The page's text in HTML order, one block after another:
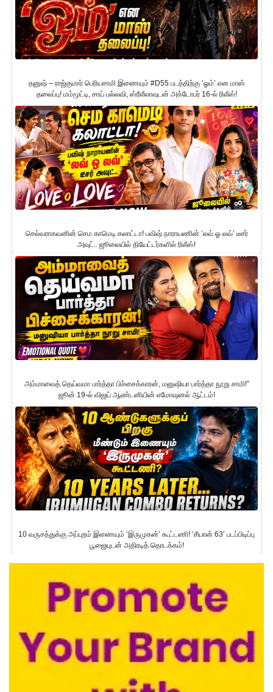
தனுஷ் – ராஜ்குமார் பெரியசாமி இணையும் #D55 படத்திற்கு ‘ஓம்’ என மாஸ்
தலைப்பு! மம்மூட்டி, சாய் பல்லவி, ஸ்ரீலீலாவுடன் அக்டோபர் 16-ல் ரிலீஸ்!
செல்வராகவனின் செம காமெடி கலாட்டா! பவிஷ் நாராயணின் ‘லவ் ஓ லவ்’ டீசர்
அவுட்.. ஜூலையில் தியேட்டர்களில் ரிலீஸ்!
அம்மாவைத் தெய்வமா பார்த்தா பிச்சைக்காரன், மனுஷியா பார்த்தா நூறு சாமி!”
ஜூன் 19-ல் விஜய் ஆண்டனியின் எமோஷனல் ஆட்டம்!
10 வருசத்துக்கு அப்புறம் இணையும் ‘இருமுகன்’ கூட்டணி! ‘சீயான் 63’ படப்பிடிப்பு
பூஜையுடன் அதிரடித் தொடக்கம்!